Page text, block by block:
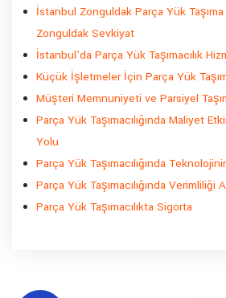
İstanbul Zonguldak Parça Yük
Zonguldak Sevkiyat
İstanbul’da Parça Yük Taşımacılık
Küçük İşletmeler İçin Parça Yük
Müşteri Memnuniyeti ve Parsiyel
Parça Yük Taşımacılığında Maliyet
Yolu
Parça Yük Taşımacılığında
Parça Yük Taşımacılığında Verimliliği
Parça Yük Taşımacılıkta Sigorta